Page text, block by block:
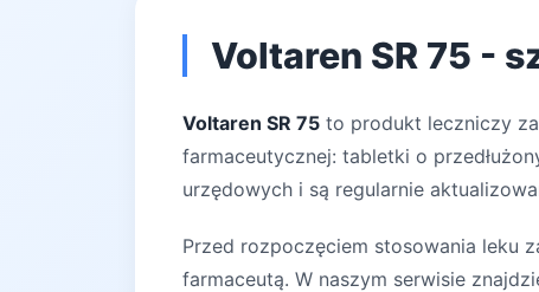
Voltaren SR 75 -
Voltaren SR 75 to produkt leczniczy
farmaceutycznej: tabletki o
urzędowych i są regularnie
Przed rozpoczęciem stosowania leku
farmaceutą. W naszym serwisie